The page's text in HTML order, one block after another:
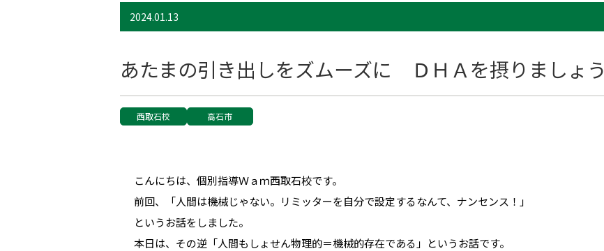
2024.01.13
あたまの引き出しをズムーズに ＤＨＡを摂りましょう
西取石校 高石市
こんにちは、個別指導Ｗａｍ西取石校です。
前回、「人間は機械じゃない。リミッターを自分で設定するなんて、ナンセンス！」
というお話をしました。
本日は、その逆「人間もしょせん物理的＝機械的存在である」というお話です。